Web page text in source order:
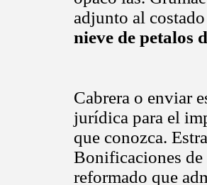
adjunto al
nieve de petalos
Cabrera o enviar
jurídica para el
que conozca.
Bonificaciones de
reformado que